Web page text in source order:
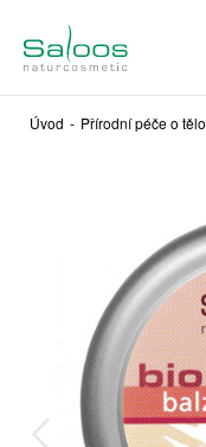
Úvod - Přírodní péče o tělo